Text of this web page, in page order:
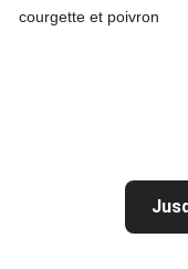
courgette et poivron